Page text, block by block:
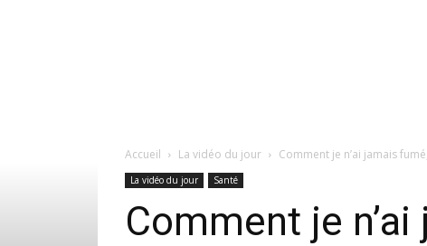
Accueil La vidéo du jour Comment je n’ai jamais
La vidéo du jour Santé
Comment je